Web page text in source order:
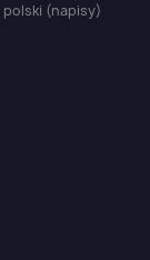
polski (napisy)